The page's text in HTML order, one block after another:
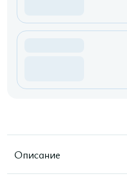
Описание